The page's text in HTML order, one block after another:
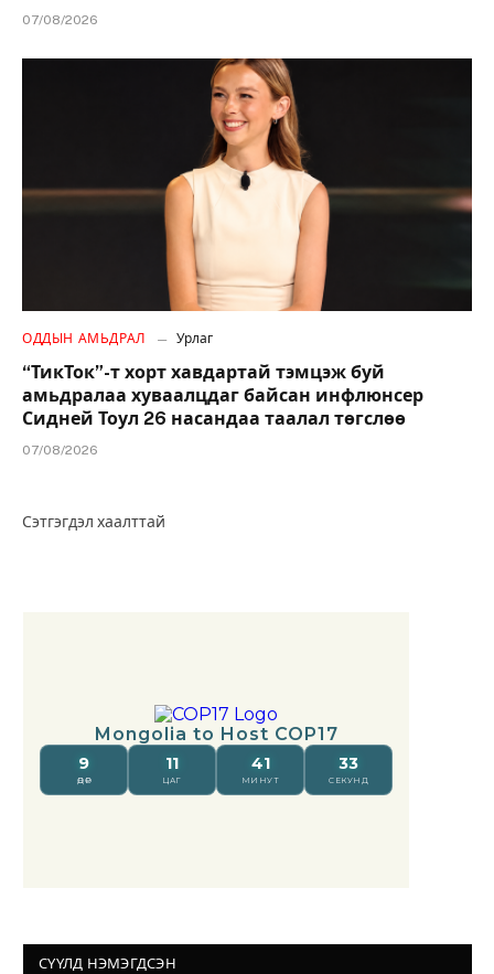
07/08/2026
ОДДЫН АМЬДРАЛ Урлаг
“ТикТок”-т хорт хавдартай тэмцэж буй
амьдралаа хуваалцдаг байсан инфлюнсер
Сидней Тоул 26 насандаа таалал төгслөө
07/08/2026
Сэтгэгдэл хаалттай
СҮҮЛД НЭМЭГДСЭН